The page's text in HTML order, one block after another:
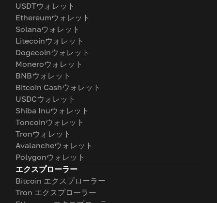
USDTウォレット
Ethereumウォレット
Solanaウォレット
Litecoinウォレット
Dogecoinウォレット
Moneroウォレット
BNBウォレット
Bitcoin Cashウォレット
USDCウォレット
Shiba Inuウォレット
Toncoinウォレット
Tronウォレット
Avalancheウォレット
Polygonウォレット
エクスプローラー
Bitcoin エクスプローラー
Tron エクスプローラー